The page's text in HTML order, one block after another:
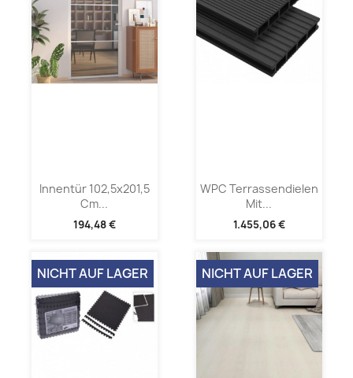
Innentür 102,5x201,5
Cm...
194,48 €
WPC Terrassendielen
Mit...
1.455,06 €
NICHT AUF LAGER NICHT AUF LAGER